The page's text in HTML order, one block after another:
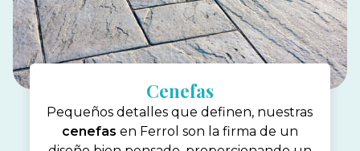
Cenefas
Pequeños detalles que definen, nuestras
cenefas en Ferrol son la firma de un